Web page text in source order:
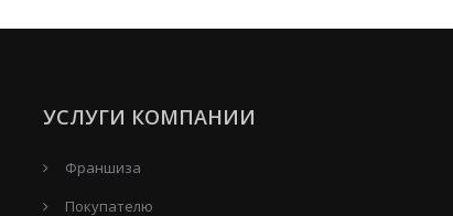
УСЛУГИ КОМПАНИИ
Франшиза
Покупателю